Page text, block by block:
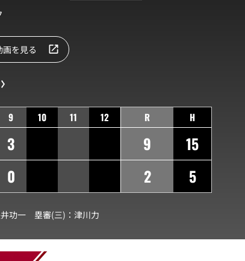
を見る
9 10 11 12
3
0
R H
9
15
2
5
功一 塁審(三)： 津川力